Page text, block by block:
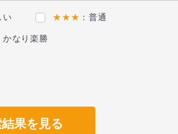
い ★★★ ：普通
かなり楽勝
果を見る